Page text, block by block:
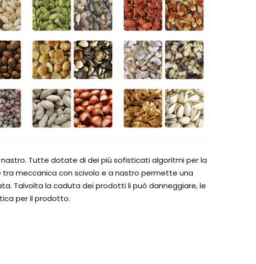
nastro. Tutte dotate di dei più sofisticati algoritmi per la
tra meccanica con scivolo e a nastro permette una
Talvolta la caduta dei prodotti li può danneggiare, le
per il prodotto.